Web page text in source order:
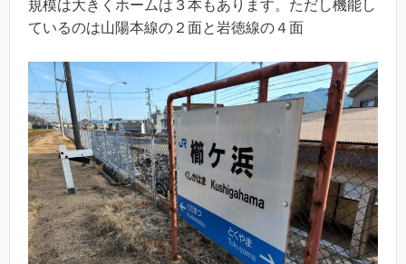
規模は大きくホームは３本もあります。ただし機能し
ているのは山陽本線の２面と岩徳線の４面